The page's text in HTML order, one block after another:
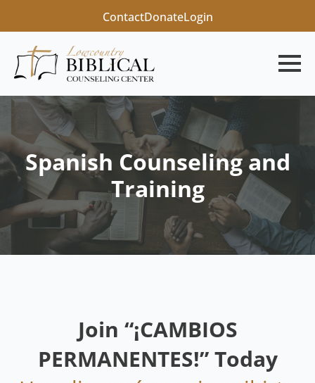
ContactDonateLogin
Spanish Counseling and
Training
Join “¡CAMBIOS
PERMANENTES!” Today